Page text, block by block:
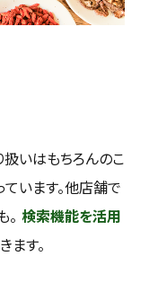
いはもちろんのこ
います。他店舗で
検索機能を活用
ます。